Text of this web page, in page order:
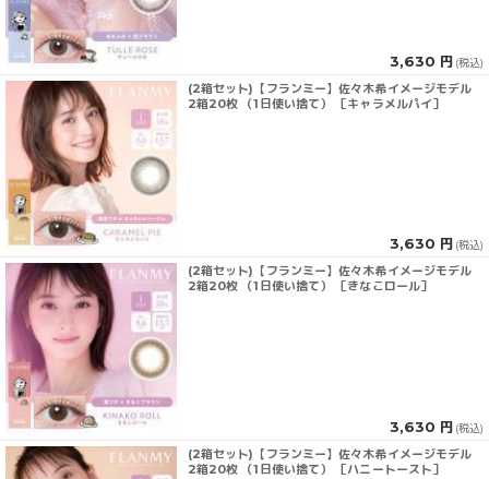
3,630 円 (税込)
(2箱セット)【フランミー】佐々木希イメージモデル
2箱20枚 （1日使い捨て） ［キャラメルパイ］
3,630 円 (税込)
(2箱セット)【フランミー】佐々木希イメージモデル
2箱20枚 （1日使い捨て） ［きなこロール］
3,630 円 (税込)
(2箱セット)【フランミー】佐々木希イメージモデル
2箱20枚 （1日使い捨て） ［ハニートースト］